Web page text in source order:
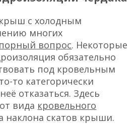
с холодным
многих
вопрос. Некоторые
обязательно
под кровельным
то категорически
отказаться. Здесь
вида кровельного
наклона скатов крыши.